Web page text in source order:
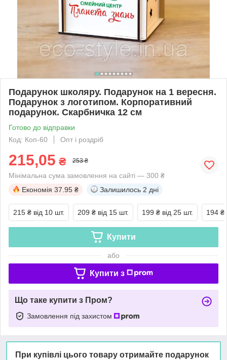
Подарунок школяру. Подарунок на 1 вересня.
Подарунок з логотипом. Корпоративний
подарунок. Скарбничка 12 см
Готово до відправки
Код: Коп-60
Опт і роздріб
215,05 ₴ 253 ₴
Мінімальна сума замовлення на сайті — 300 ₴
Економія 37.95 ₴ Залишилось 2 дні
215 ₴ від 10 шт. 209 ₴ від 15 шт. 199 ₴ від 25 шт. 194 ₴
Купити
або
Купити з
Що таке купити з Пром?
Замовлення під захистом
При купівлі цього товару отримайте подарунок